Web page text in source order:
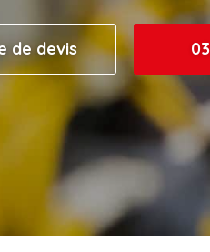
de devis